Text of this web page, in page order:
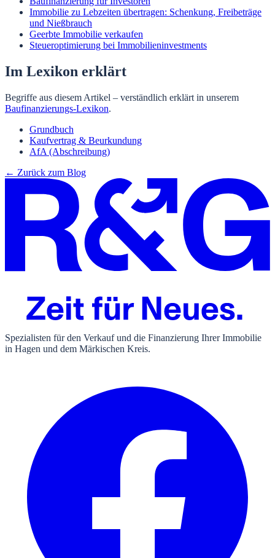
Immobilie zu Lebzeiten übertragen: Schenkung, Freibeträge
und Nießbrauch
Geerbte Immobilie verkaufen
Steueroptimierung bei Immobilieninvestments
Im Lexikon erklärt
Begriffe aus diesem Artikel – verständlich erklärt in unserem
Baufinanzierungs-Lexikon.
Grundbuch
Kaufvertrag & Beurkundung
AfA (Abschreibung)
← Zurück zum Blog
Spezialisten für den Verkauf und die Finanzierung Ihrer Immobilie
in Hagen und dem Märkischen Kreis.